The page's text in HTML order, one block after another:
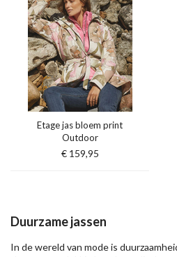
Etage jas bloem print
Outdoor
€ 159,95
Duurzame jassen
In de wereld van mode is